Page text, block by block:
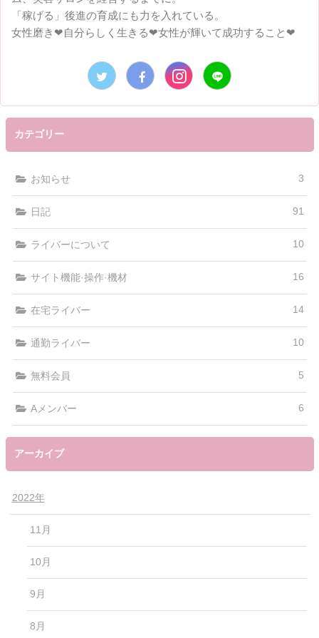
「稼げる」後進の育成にも力を入れている。
女性磨き❤︎自分らしく生きる❤︎女性が輝いて成功すること❤︎
カテゴリー
お知らせ 3
日記 91
ライバーについて 10
サイト機能·操作·機材 16
在宅ライバー 14
通勤ライバー 10
無料会員 5
Aメンバー 6
アーカイブ
2022年
11月
10月
9月
8月